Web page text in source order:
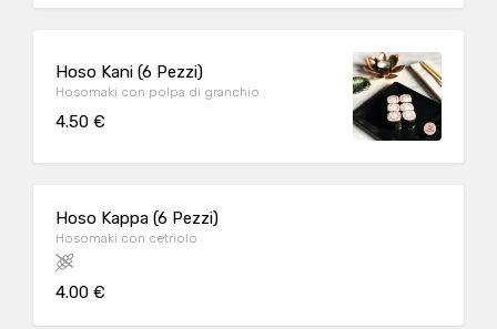
Hoso Kani (6 Pezzi)
Hosomaki con polpa di granchio
4.50 €
Hoso Kappa (6 Pezzi)
Hosomaki con cetriolo
4.00 €